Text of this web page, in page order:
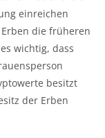
einreichen
die früheren
wichtig, dass
besitzt
der Erben